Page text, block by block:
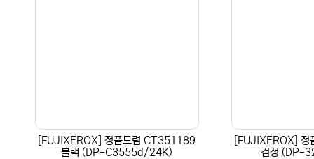
[FUJIXEROX] 정품드럼 CT351189
블랙 (DP-C3555d/24K)
[FUJIXEROX]
검정 (DP-